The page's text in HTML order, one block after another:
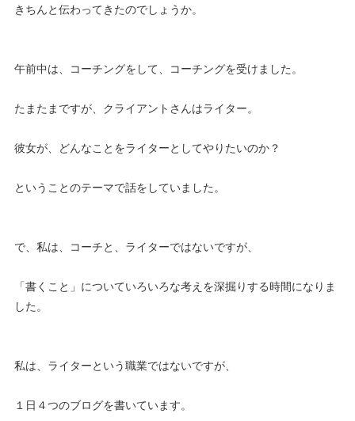
きちんと伝わってきたのでしょうか。
午前中は、コーチングをして、コーチングを受けました。
たまたまですが、クライアントさんはライター。
彼女が、どんなことをライターとしてやりたいのか？
ということのテーマで話をしていました。
で、私は、コーチと、ライターではないですが、
「書くこと」についていろいろな考えを深掘りする時間になりま
した。
私は、ライターという職業ではないですが、
１日４つのブログを書いています。